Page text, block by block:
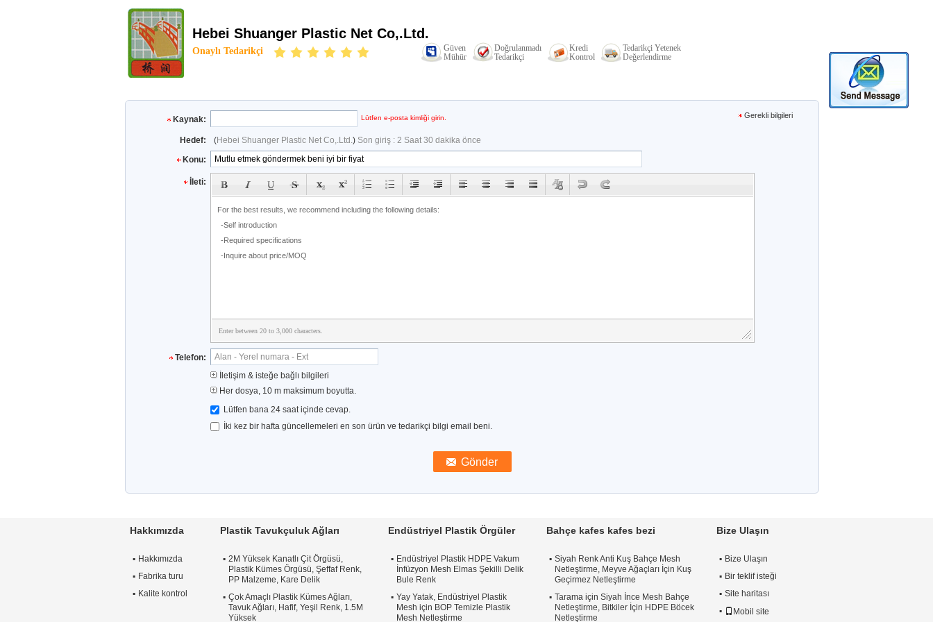
Hebei Shuanger Plastic Net Co,.Ltd.
Onaylı Tedarikçi
Güven
Mühür
Doğrulanmadı
Tedarikçi
Kredi
Kontrol
Tedarikçi Yetenek
Değerlendirme
Kaynak: Lütfen e-posta kimliği girin. Gerekli bilgileri
Hedef: (Hebei Shuanger Plastic Net Co,.Ltd.) Son giriş : 2 Saat 30 dakika önce
Konu:
İleti:
Enter between 20 to 3,000 characters.
Telefon:
İletişim & isteğe bağlı bilgileri
Her dosya, 10 m maksimum boyutta.
Lütfen bana 24 saat içinde cevap.
İki kez bir hafta güncellemeleri en son ürün ve tedarikçi bilgi email beni.
Hakkımızda
Hakkımızda
Fabrika turu
Kalite kontrol
Plastik Tavukçuluk Ağları
2M Yüksek Kanatlı Çit Örgüsü,
Plastik Kümes Örgüsü, Şeffaf Renk,
PP Malzeme, Kare Delik
Çok Amaçlı Plastik Kümes Ağları,
Tavuk Ağları, Hafif, Yeşil Renk, 1.5M
Yüksek
Endüstriyel Plastik Örgüler
Endüstriyel Plastik HDPE Vakum
İnfüzyon Mesh Elmas Şekilli Delik
Bule Renk
Yay Yatak, Endüstriyel Plastik
Mesh için BOP Temizle Plastik
Mesh Netleştirme
Bahçe kafes kafes bezi
Siyah Renk Anti Kuş Bahçe Mesh
Netleştirme, Meyve Ağaçları İçin Kuş
Geçirmez Netleştirme
Tarama için Siyah İnce Mesh Bahçe
Netleştirme, Bitkiler İçin HDPE Böcek
Netleştirme
Bize Ulaşın
Bize Ulaşın
Bir teklif isteği
Site haritası
Mobil site